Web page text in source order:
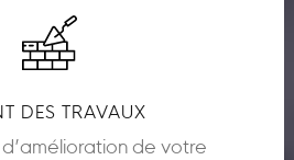
DES TRAVAUX
de votre